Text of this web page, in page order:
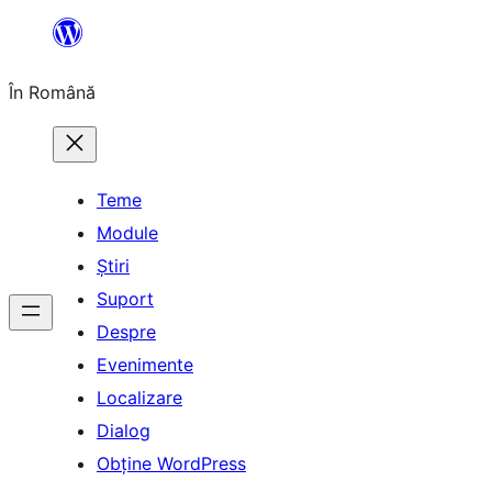
conținut
În Română
Teme
Module
Știri
Suport
Despre
Evenimente
Localizare
Dialog
Obține WordPress